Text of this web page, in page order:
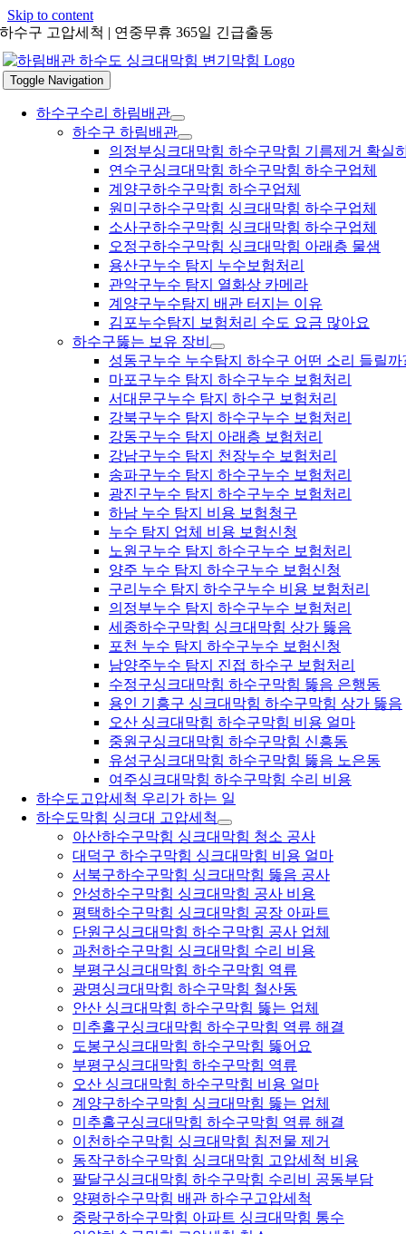
Skip to content
하수구 고압세척 | 연중무휴 365일 긴급출동
Toggle Navigation
하수구수리 하림배관
하수구 하림배관
의정부싱크대막힘 하수구막힘 기름제거 확실
연수구싱크대막힘 하수구막힘 하수구업체
계양구하수구막힘 하수구업체
원미구하수구막힘 싱크대막힘 하수구업체
소사구하수구막힘 싱크대막힘 하수구업체
오정구하수구막힘 싱크대막힘 아래층 물샘
용산구누수 탐지 누수보험처리
관악구누수 탐지 열화상 카메라
계양구누수탐지 배관 터지는 이유
김포누수탐지 보험처리 수도 요금 많아요
하수구뚫는 보유 장비
성동구누수 누수탐지 하수구 어떤 소리 들릴까
마포구누수 탐지 하수구누수 보험처리
서대문구누수 탐지 하수구 보험처리
강북구누수 탐지 하수구누수 보험처리
강동구누수 탐지 아래층 보험처리
강남구누수 탐지 천장누수 보험처리
송파구누수 탐지 하수구누수 보험처리
광진구누수 탐지 하수구누수 보험처리
하남 누수 탐지 비용 보험청구
누수 탐지 업체 비용 보험신청
노원구누수 탐지 하수구누수 보험처리
양주 누수 탐지 하수구누수 보험신청
구리누수 탐지 하수구누수 비용 보험처리
의정부누수 탐지 하수구누수 보험처리
세종하수구막힘 싱크대막힘 상가 뚫음
포천 누수 탐지 하수구누수 보험신청
남양주누수 탐지 진접 하수구 보험처리
수정구싱크대막힘 하수구막힘 뚫음 은행동
용인 기흥구 싱크대막힘 하수구막힘 상가 뚫음
오산 싱크대막힘 하수구막힘 비용 얼마
중원구싱크대막힘 하수구막힘 신흥동
유성구싱크대막힘 하수구막힘 뚫음 노은동
여주싱크대막힘 하수구막힘 수리 비용
하수도고압세척 우리가 하는 일
하수도막힘 싱크대 고압세척
아산하수구막힘 싱크대막힘 청소 공사
대덕구 하수구막힘 싱크대막힘 비용 얼마
서북구하수구막힘 싱크대막힘 뚫음 공사
안성하수구막힘 싱크대막힘 공사 비용
평택하수구막힘 싱크대막힘 공장 아파트
단원구싱크대막힘 하수구막힘 공사 업체
과천하수구막힘 싱크대막힘 수리 비용
부평구싱크대막힘 하수구막힘 역류
광명싱크대막힘 하수구막힘 철산동
안산 싱크대막힘 하수구막힘 뚫는 업체
미추홀구싱크대막힘 하수구막힘 역류 해결
도봉구싱크대막힘 하수구막힘 뚫어요
부평구싱크대막힘 하수구막힘 역류
오산 싱크대막힘 하수구막힘 비용 얼마
계양구하수구막힘 싱크대막힘 뚫는 업체
미추홀구싱크대막힘 하수구막힘 역류 해결
이천하수구막힘 싱크대막힘 침전물 제거
동작구하수구막힘 싱크대막힘 고압세척 비용
팔달구싱크대막힘 하수구막힘 수리비 공동부담
양평하수구막힘 배관 하수구고압세척
중랑구하수구막힘 아파트 싱크대막힘 통수